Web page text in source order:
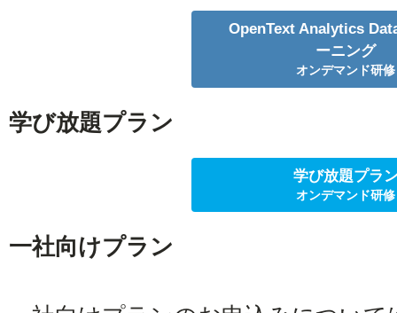
OpenText Analytics
ーニング
オンデマンド研修
学び放題プラン
学び放題プラ
オンデマンド研修
一社向けプラン